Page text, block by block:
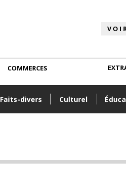
Faits-divers Culturel
COMMERCES